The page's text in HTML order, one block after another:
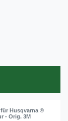
Husqvarna ®
- Orig. 3M